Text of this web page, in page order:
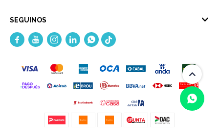
SEGUINOS
    